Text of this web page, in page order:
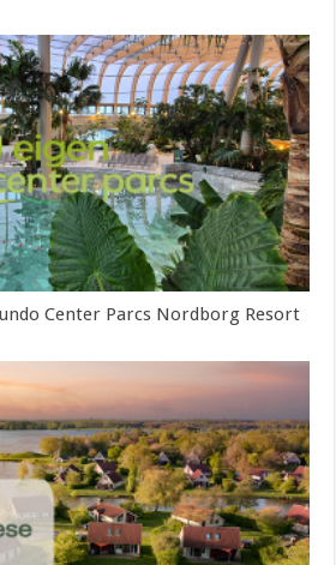
Center Parcs Nordborg Resort